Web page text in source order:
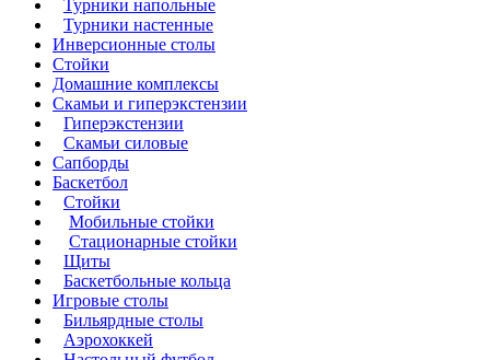
Турники напольные
Турники настенные
Инверсионные столы
Стойки
Домашние комплексы
Скамьи и гиперэкстензии
Гиперэкстензии
Скамьи силовые
Сапборды
Баскетбол
Стойки
Мобильные стойки
Стационарные стойки
Щиты
Баскетбольные кольца
Игровые столы
Бильярдные столы
Аэрохоккей